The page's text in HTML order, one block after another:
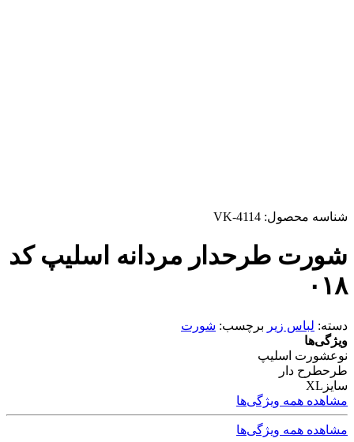
شناسه محصول: VK-4114
شورت طرحدار مردانه اسلیپ کد
۰۱۸
دسته: لباس زیر برچسب: شورت
ویژگی‌ها
نوعشورت اسلیپ
طرحطرح دار
سایز XL
مشاهده همه ویژگی‌ها
مشاهده همه ویژگی‌ها